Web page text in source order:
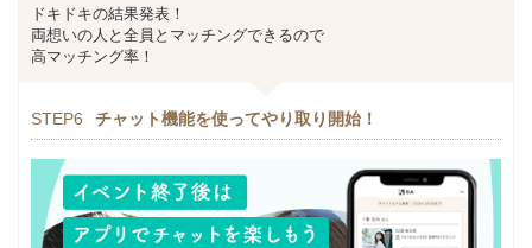
ドキドキの結果発表！
両想いの人と全員とマッチングできるので
高マッチング率！
STEP6 チャット機能を使ってやり取り開始！